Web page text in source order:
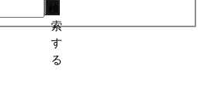
索
す
る